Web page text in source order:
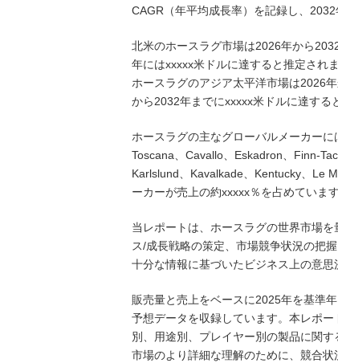
CAGR（年平均成長率）を記録し、
北米のホースラグ市場は2026年から
年にはxxxxx米ドルに達すると推定されま
ホースラグのアジア太平洋市場は2026
から2032年までにxxxxx米ドルに達する
ホースラグの主なグローバルメーカー
Toscana、Cavallo、Eskadron、Finn-
Karlslund、Kavalkade、Kentucky、Le
ーカーが売上の約xxxxx％を占めています
当レポートは、ホースラグの世界市場
ス/成長戦略の策定、市場競争状況の把
十分な情報に基づいたビジネス上の意思
販売量と売上をベースに2025年を基準
予想データを収録しています。本レポ
別、用途別、プレイヤー別の製品に関す
市場のより詳細な理解のために、競合